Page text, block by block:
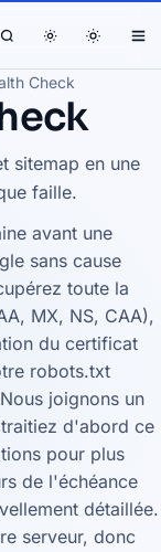
Check
sitemap en une
faille.
avant une
sans cause
toute la
MX, NS, CAA),
du certificat
robots.txt
joignons un
d'abord ce
pour plus
de l'échéance
détaillée.
serveur, donc